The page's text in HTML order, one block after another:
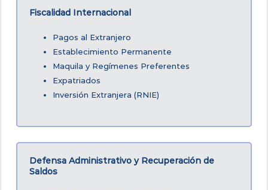
Fiscalidad Internacional
Pagos al Extranjero
Establecimiento Permanente
Maquila y Regímenes Preferentes
Expatriados
Inversión Extranjera (RNIE)
Defensa Administrativo y Recuperación de
Saldos